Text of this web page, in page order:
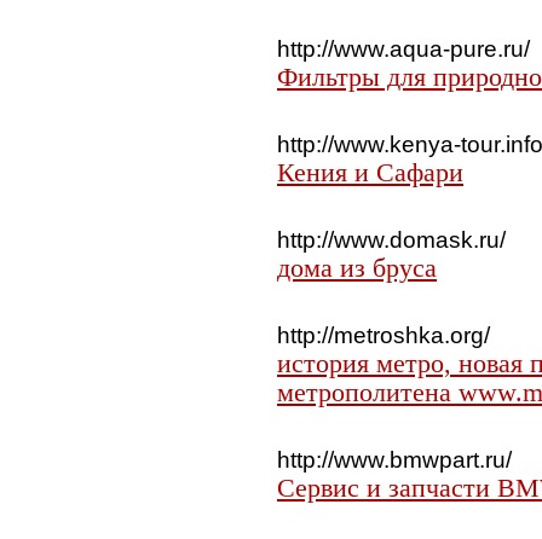
http://www.aqua-pure.ru/
Фильтры для
http://www.kenya-
Кения и Сафари
http://www.domask.ru/
дома из бруса
http://metroshka.org/
история метро, новая
метрополитена
http://www.bmwpart.ru/
Сервис и запчасти